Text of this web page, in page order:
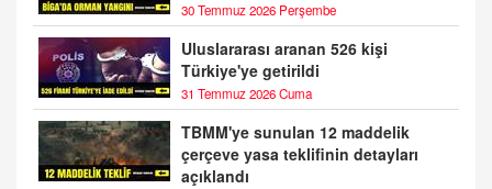
30 Temmuz 2026 Perşembe
Uluslararası aranan 526 kişi
Türkiye'ye getirildi
31 Temmuz 2026 Cuma
TBMM'ye sunulan 12 maddelik
çerçeve yasa teklifinin detayları
açıklandı